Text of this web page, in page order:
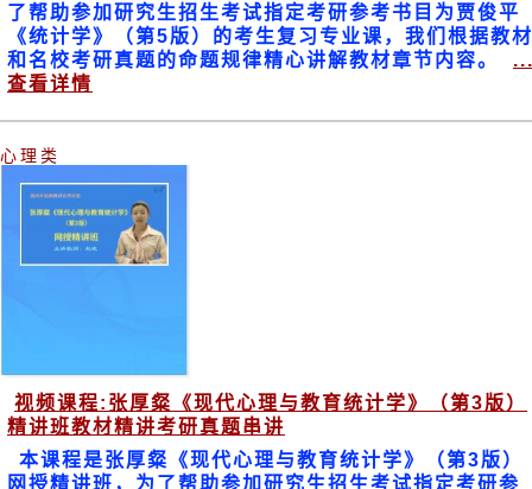
了帮助参加研究生招生考试指定考研参考书目为贾俊平
《统计学》（第5版）的考生复习专业课，我们根据教材
和名校考研真题的命题规律精心讲解教材章节内容。
查看详情
心理类
视频课程:张厚粲《现代心理与教育统计学》（第3版）
精讲班教材精讲考研真题串讲
本课程是张厚粲《现代心理与教育统计学》（第3版）
网授精讲班，为了帮助参加研究生招生考试指定考研参